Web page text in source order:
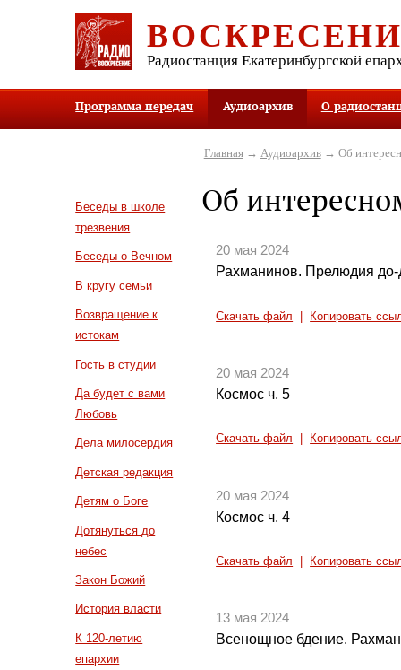
Радиостанция Екатеринбургской
Программа передач Аудиоархив О
Беседы в школе
трезвения
Беседы о Вечном
В кругу семьи
Возвращение к
истокам
Гость в студии
Да будет с вами
Любовь
Дела милосердия
Детская редакция
Детям о Боге
Дотянуться до
небес
Закон Божий
История власти
К 120-летию
епархии
Главная→ Аудиоархив→ Об
Об
20 мая 2024
Рахманинов. Прелюдия
Скачать файл Копировать
20 мая 2024
Космос ч. 5
Скачать файл Копировать
20 мая 2024
Космос ч. 4
Скачать файл Копировать
13 мая 2024
Всенощное бдение.